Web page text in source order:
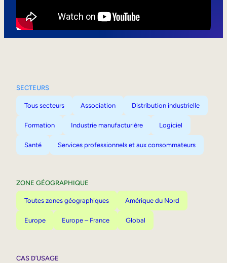
SECTEURS
Tous secteurs Association Distribution industrielle
Formation Industrie manufacturière Logiciel
Santé Services professionnels et aux consommateurs
ZONE GÉOGRAPHIQUE
Toutes zones géographiques Amérique du Nord
Europe Europe – France Global
CAS D’USAGE